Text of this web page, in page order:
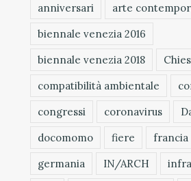
anniversari
arte
biennale venezia 2016
biennale venezia 2018
compatibilità ambientale
congressi
coronavirus
docomomo
fiere francia
germania
IN/ARCH